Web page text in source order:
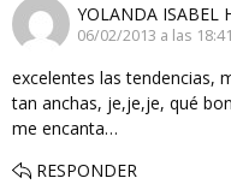
YOLANDA ISABEL
06/02/2013 a las 18:41
excelentes las tendencias,
tan anchas, je,je,je, qué
me encanta…
RESPONDER